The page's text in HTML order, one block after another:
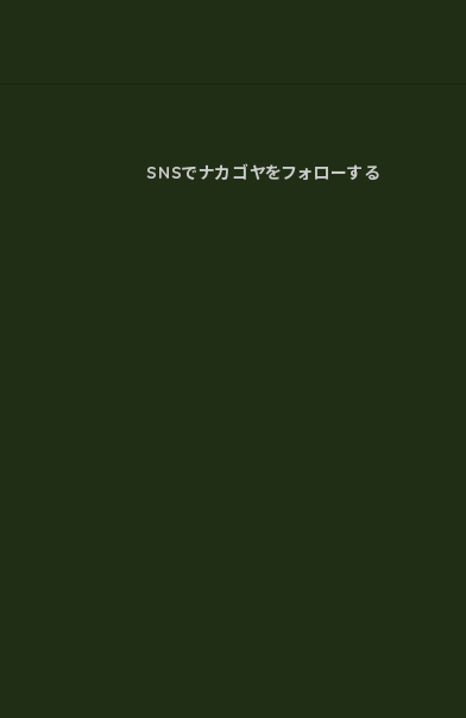
SNSでナカゴヤをフォローする